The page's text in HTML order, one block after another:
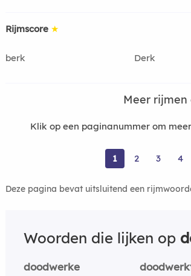
Rijmscore ★
berk Derk
Meer
Klik op een paginanummer om
1 2 3 4
Deze pagina bevat uitsluitend een
Woorden die lijken op
doodwerke